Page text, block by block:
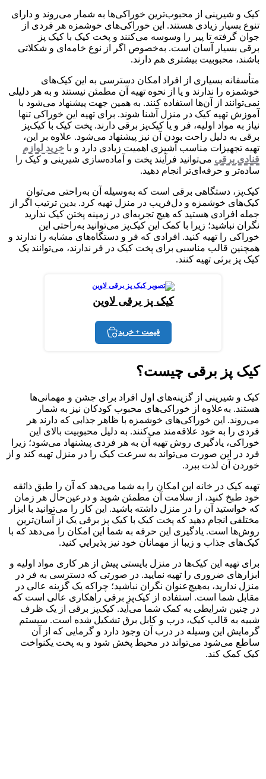
کیک و شیرینی از محبوب‌ترین خوراکی‌ها به شمار می‌روند و دارای
تنوع بسیار زیادی هستند. این خوراکی‌های خوشمزه هر فردی از
جوان گرفته تا پیر را وسوسه می‌کنند و پخت کیک با کیک پز
برقی بسیار آسان است. به‌خصوص اگر از نوع خامه‌ای و شکلاتی
باشند، محبوبیت بیشتری هم دارند.
متأسفانه بسیاری از افراد امکان دسترسی به این کیک‌های
خوشمزه را ندارند و یا از نحوه تهیه آن مطمئن نیستند و به هر دلیلی
نمی‌توانند از آن‌ها استفاده کنند. به همین جهت پیشنهاد می‌شود با
آموزش تهیه کیک در منزل آشنا شوند. برای تهیه این خوراکی تنها
نیاز به مواد اولیه، فر و یا کیک‌پز برقی دارند. پخت کیک با کیک‌پز
برقی به دلیل راحت بودن آن نیز پیشنهاد می‌شود. علاوه بر این،
تهیه تجهیزات مناسب آشپزی اهمیت زیادی دارد و با خرید لوازم
قنادی برقی می‌توانید فرآیند پخت و آماده‌سازی شیرینی و کیک را
ساده‌تر و حرفه‌ای‌تر انجام دهید.
کیک‌پز، دستگاهی برقی است که به‌وسیله آن به‌راحتی می‌توان
کیک‌های خوشمزه و دل‌فریب در منزل تهیه کرد. بدین ترتیب اگر از
جمله افرادی هستید که هیچ تجربه‌ای در زمینه پختن کیک ندارید
نگران نباشید؛ زیرا با کمک این کیک‌پز می‌توانید به‌راحتی این
خوراکی را تهیه کنید. افرادی که فر و دستگاه‌های مشابه را ندارند و
همچنین قالب مناسبی برای پخت کیک در فر ندارند، می‌توانند یک
کیک پز برثی تهیه کنند.
کیک پز برقی لاوین
قیمت + خرید
کیک پز برقی چیست؟
کیک و شیرینی از گزینه‌های اول افراد برای جشن‌ و مهمانی‌ها
هستند. به‌علاوه از خوراکی‌های محبوب کودکان نیز به شمار
می‌روند. این خوراکی‌های خوشمزه با ظاهر جذابی که دارند هر
فردی را به خود علاقه‌مند می‌کنند. به دلیل محبوبیت بالای این
خوراکی، یادگیری روش تهیه آن به هر فردی پیشنهاد می‌شود؛ زیرا
فرد در این صورت می‌تواند به سرعت کیک را در منزل تهیه کند و از
خوردن آن لذت ببرد.
تهیه کیک در خانه این امکان را به شما می‌دهد که آن را طبق ذائقه
خود طبخ کنید، از سلامت آن مطمئن شوید و درعین‌حال هر زمان
که خواستید آن را در منزل داشته باشید. این کار را می‌توانید با ابزار
مختلفی انجام دهید که پخت کیک با کیک پز برقی یک از آسان‌ترین
روش‌ها است. یادگیری این حرفه به شما این امکان را می‌دهد که با
کیک‌های جذاب و زیبا از مهمانان خود نیز پذيرايي کنید.
برای تهیه این کیک‌ها در منزل بایستی پیش از هر کاری مواد اولیه و
ابزارهای ضروری را تهیه نمایید. در صورتی که دسترسی به فر در
منزل ندارید، به‌هیچ‌عنوان نگران نباشید؛ چراکه یک گزینه عالی در
مقابل شما است. استفاده از کیک‌پز برقی راهکاری عالی است که
در چنین شرایطی به کمک شما می‌آید. کیک‌پز برقی از یک ظرف
شبیه به قالب کیک، درب و کابل برق تشکیل شده است. سیستم
گرمایش این وسیله در درب آن وجود دارد و گرمایی که از آن
ساطع می‌شود می‌تواند در محیط پخش شود و به پخت یکنواخت
کیک کمک کند.